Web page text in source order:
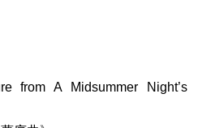
from A Midsummer Night’s